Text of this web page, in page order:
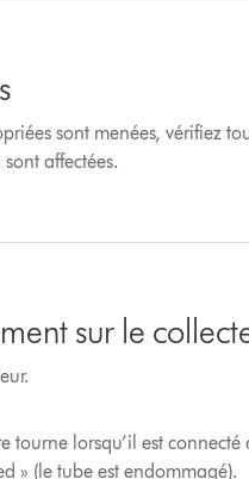
sont menées, vérifiez
affectées.
sur le
tourne lorsqu’il est
» (le tube est endommagé).